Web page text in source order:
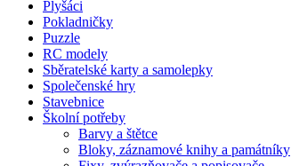
Plyšáci
Pokladničky
Puzzle
RC modely
Sběratelské karty a samolepky
Společenské hry
Stavebnice
Školní potřeby
Barvy a štětce
Bloky, záznamové knihy a památníky